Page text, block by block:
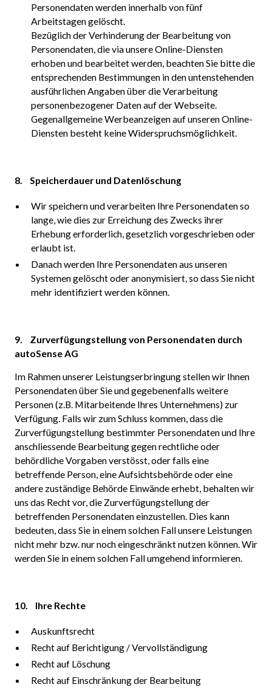
Personendaten werden innerhalb von fünf
Arbeitstagen gelöscht.
Bezüglich der Verhinderung der Bearbeitung von
Personendaten, die via unsere Online-Diensten
erhoben und bearbeitet werden, beachten Sie bitte die
entsprechenden Bestimmungen in den untenstehenden
ausführlichen Angaben über die Verarbeitung
personenbezogener Daten auf der Webseite.
Gegenallgemeine Werbeanzeigen auf unseren Online-
Diensten besteht keine Widerspruchsmöglichkeit.
8. Speicherdauer und Datenlöschung
Wir speichern und verarbeiten Ihre Personendaten so
lange, wie dies zur Erreichung des Zwecks ihrer
Erhebung erforderlich, gesetzlich vorgeschrieben oder
erlaubt ist.
Danach werden Ihre Personendaten aus unseren
Systemen gelöscht oder anonymisiert, so dass Sie nicht
mehr identifiziert werden können.
9. Zurverfügungstellung von Personendaten durch
autoSense AG
Im Rahmen unserer Leistungserbringung stellen wir Ihnen
Personendaten über Sie und gegebenenfalls weitere
Personen (z.B. Mitarbeitende Ihres Unternehmens) zur
Verfügung. Falls wir zum Schluss kommen, dass die
Zurverfügungstellung bestimmter Personendaten und Ihre
anschliessende Bearbeitung gegen rechtliche oder
behördliche Vorgaben verstösst, oder falls eine
betreffende Person, eine Aufsichtsbehörde oder eine
andere zuständige Behörde Einwände erhebt, behalten wir
uns das Recht vor, die Zurverfügungstellung der
betreffenden Personendaten einzustellen. Dies kann
bedeuten, dass Sie in einem solchen Fall unsere Leistungen
nicht mehr bzw. nur noch eingeschränkt nutzen können. Wir
werden Sie in einem solchen Fall umgehend informieren.
10. Ihre Rechte
Auskunftsrecht
Recht auf Berichtigung / Vervollständigung
Recht auf Löschung
Recht auf Einschränkung der Bearbeitung